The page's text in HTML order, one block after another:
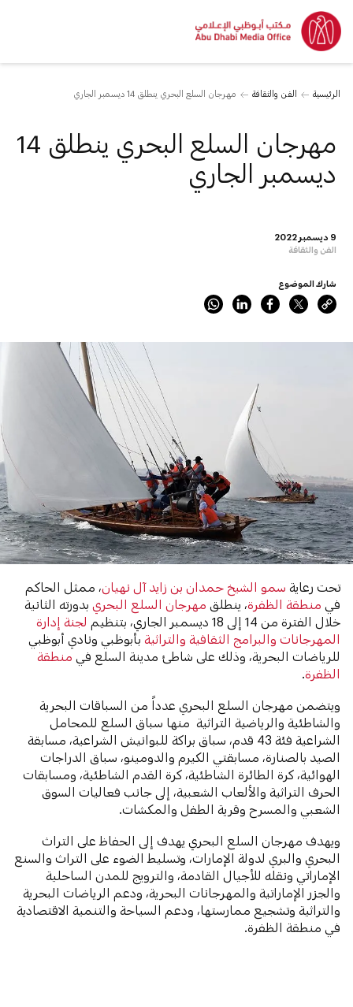
الرئيسية الفن والثقافة مهرجان السلع البحري ينطلق 14 ديسمبر الجاري
9 ديسمبر 2022
الفن والثقافة
مهرجان السلع البحري ينطلق 14
ديسمبر الجاري
شارك الموضوع
تحت رعايةسمو الشيخ حمدان بن زايد آل نهيان، ممثل الحاكم
في منطقة الظفرة، ينطلق مهرجان السلع البحريبدورته الثانية
خلال الفترة من 14 إلى 18 ديسمبر الجاري، بتنظيم
لجنة إدارة
المهرجانات والبرامج الثقافية والتراثيةبأبوظبي ونادي أبوظبي
للرياضات البحرية، وذلك على شاطئ مدينة السلع في منطقة
الظفرة.
ويتضمن مهرجان السلع البحري عدداً من السباقات البحرية
والشاطئية والرياضية التراثية منها سباق السلع للمحامل
الشراعية فئة 43 قدم، سباق براكة للبوانيش الشراعية، مسابقة
الصيد بالصنارة، مسابقتي الكيرم والدومينو، سباق الدراجات
الهوائية، كرة الطائرة الشاطئية، كرة القدم الشاطئية، ومسابقات
الحرف التراثية والألعاب الشعبية، إلى جانب فعاليات السوق
الشعبي والمسرح وقرية الطفل والمكشات.
ويهدف مهرجان السلع البحري يهدف إلى الحفاظ على التراث
البحري والبري لدولة الإمارات، وتسليط الضوء على التراث والسنع
الإماراتي ونقله للأجيال القادمة، والترويج للمدن الساحلية
والجزر الإماراتية والمهرجانات البحرية، ودعم الرياضات البحرية
والتراثية وتشجيع ممارستها، ودعم السياحة والتنمية الاقتصادية
في منطقة الظفرة.